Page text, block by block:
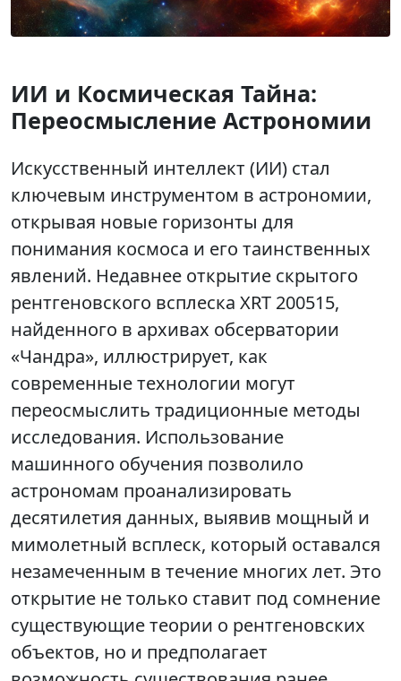
ИИ и Космическая Тайна:
Переосмысление Астрономии
Искусственный интеллект (ИИ) стал
ключевым инструментом в астрономии,
открывая новые горизонты для
понимания космоса и его таинственных
явлений. Недавнее открытие скрытого
рентгеновского всплеска XRT 200515,
найденного в архивах обсерватории
«Чандра», иллюстрирует, как
современные технологии могут
переосмыслить традиционные методы
исследования. Использование
машинного обучения позволило
астрономам проанализировать
десятилетия данных, выявив мощный и
мимолетный всплеск, который оставался
незамеченным в течение многих лет. Это
открытие не только ставит под сомнение
существующие теории о рентгеновских
объектов, но и предполагает